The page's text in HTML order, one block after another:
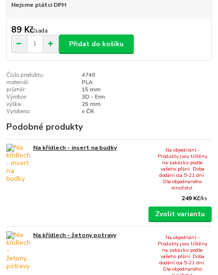
Nejsme plátci DPH
89 Kč/sada
Přidat do košíku
Číslo produktu:
4740
materiál:
PLA
průměr:
15 mm
Výrobce:
3D - Enn
výška:
25 mm
Vyrobeno:
v ČR
Podobné produkty
Na křídlech - insert na budky
249 Kč/ks
Na objednání -
Produkty jsou tištěny
na zakázku podle
vašeho přání. Doba
dodání cca 5-21 dní.
Dle objednaného
množství.
Zvolit variantu
Na křídlech - žetony potravy
Na objednání -
Produkty jsou tištěny
na zakázku podle
vašeho přání. Doba
dodání cca 5-21 dní.
Dle objednaného